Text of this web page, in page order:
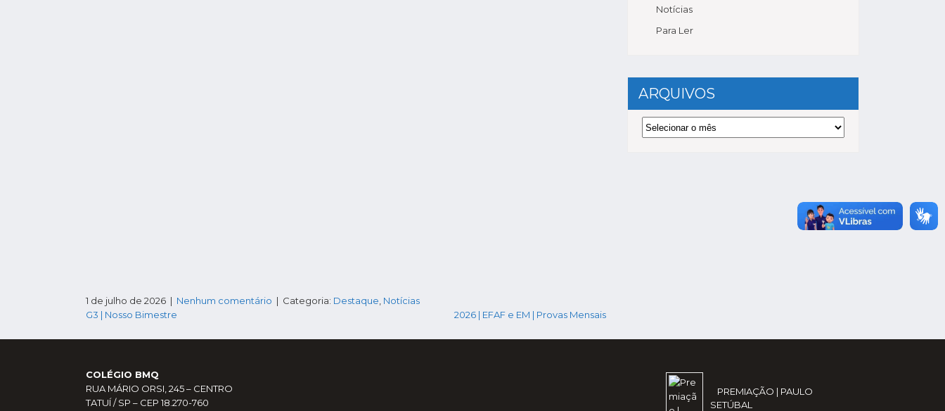
1 de julho de 2026 | Nenhum comentário | Categoria: Destaque Notícias
NAVEGAÇÃO
DE
G3 | Nosso Bimestre 2026 | EFAF e EM | Provas Mensais
Notícias
Para Ler
ARQUIVOS
Arquivos
COLÉGIO BMQ
RUA MÁRIO ORSI, 245 – CENTRO
TATUÍ / SP – CEP 18.270-760
PREMIAÇÃO | PAULO
SETÚBAL